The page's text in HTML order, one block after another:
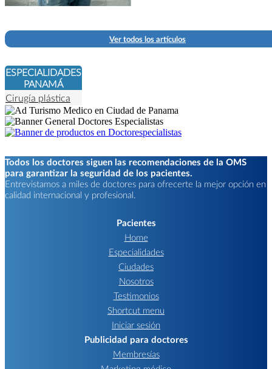
Ver todos los artículos
ESPECIALIDADES
PANAMÁ
Cirugía plástica
Todos los doctores siguen las recomendaciones de la OMS
para garantizar la seguridad de los pacientes.
Entrevistamos a miles de doctores para ofrecerte la mejor opción en
calidad internacional y profesional.
Pacientes
Home
Especialidades
Ciudades
Nosotros
Testimonios
Shortcut menu
Iniciar sesión
Publicidad para doctores
Membresías